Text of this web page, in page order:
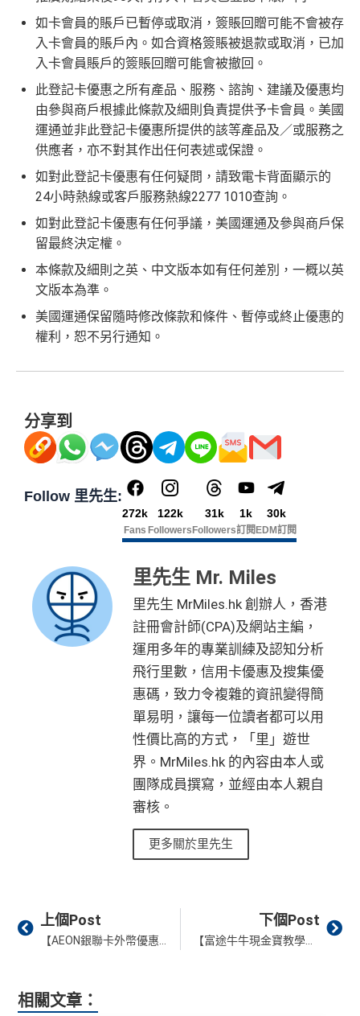
首年免年費而且AE Explorer一年有8次機場貴賓室 免費
用（2026年起有條件）
最新已經加埋Intervals(小食飲品套餐) 可以去R
oots98 或 Lee Fa Yuen Express到攞份餐
留意AE Explorer可以用既Lounge唔係AE Centu
rion Lounge而係環亞機場貴賓室
$2,200之基本卡會籍年費，亦可繼續使用首2張
附屬卡而無須繳付年費
AE積分無限期，AE積分可兌換至10間航空公司夥伴之
飛行里數（行政費亦將全免
mirates、Finnair及KrisFlyer等里數計劃都有份：18,00
0運通積分= 1,000里→
全年積分獎賞：靈活運用美國運通積分兌換現金券／P
ay with Points / 憑分繳費、Travel with Points憑分預訂
$1）、酒店積分（Marriott Bonvoy積分或是Hilton Hon
（主卡及附屬卡
um Lounge貴賓候機室，每曆年上限合共
多：AE Explorer lounge 貴賓室
：專享香港百老匯院線4DX、3D、2D及
IMAX 電影正價戲票9折優惠
：旅遊意外保障金額高達HK$350萬（需
以AE Explorer卡訂機票）
網上購物安全保證：以 AE Explorer卡簽賬可享退貨保
證、 45日購物保障、延長保養服務及價格保障
全球24小時提供協助：透過「運通財」服務於世界各
地提取現金、超過2,200間美國運通旅遊辦事處提供之
專有服務
批卡特快，5-10個工作天
海外簽賬DCC協議，海外實地簽賬唔洗怕中咗DC
American Express信用卡消費優惠
查看更多信用卡詳情及分析...
88
里
賞
金
#
申請完填FormMrMiles.hk/ap-form賺多88里賞
金#❗️（由里先生派出🎯38新會員+成功批卡50額
外里賞金）
以上加總，迎新有760,000 AE積分(相等於42,222里數)+H
(由里先生派出)， 獎賞將於簽賬後16星期或以內存入卡會
員之基本卡的美國運通積分計劃戶口內。
新客戶立即申請 ：MrMiles.hk/ae-charge-
現有客戶立即申請：MrMiles.hk/ae-charg
e-apply/
（記得揀返想要嘅迎新連結申請，一經申請無得更改。如
#每1里賞金 ≈ HK$1，可兌換FPS轉數快回贈！詳情
les.hk/mmcredit ✅優點
HK$9,500年費已經包晒AE Explorer
年費
可以無限次入全球AE Lounge
(The Centurion Lounge)
免費帶多1個同伴入，除香港機場外其他The Centuri
on Lounges位於美國
全年全家旅遊保險！
免費申請2張附屬卡
送1張無限次入全球airport VIP lounge既Priority Pass
俾你，最新Policy仲打以拎嚟帶多1個guest入
Amex Platinum Travel Service -Fine Hotels & Resorts
識玩又夠運嘅住品牌酒店平過官網不但止仲有
得upgrade套房，免費早餐，Late check out等等benefit
可以轉積分為多個飛行里數或酒店積分計劃，包括Asi
a Miles/ Avios/ KrisFlyer/ Marriott Bonvoy/Hilton Hono
AE緊急家居及汽車支援服務
酒店Elite會籍，Hilton金卡入住送早餐
美心美膳會2-3人星期一至四食有六折
一送一或其他日子享有8折優惠
AE購物保障：延長一年保障
亞洲50+指定高爾夫球會免費果嶺費
一停先，過一過冷河，啲AE積分 可以轉咗去呢個AE E
ssential到先唔需要急住燒晒啲分
低級別信用卡都仲可以換到飛行里數，雖然要手續費
但有得換里數都算係咁
電影禮遇 ：專享香港百老匯院線4DX、3D、2D及 IMA
X 電影正價戲票9折優惠
查看更多信用卡詳情及分析...
如卡會員的賬戶已暫停或取消，簽賬回贈可能不會被存
入卡會員的賬戶內。如合資格簽賬被退款或取消，已加
入卡會員賬戶的簽賬回贈可能會被撤回。
此登記卡優惠之所有產品、服務、諮詢、建議及優惠均
由參與商戶根據此條款及細則負責提供予卡會員。美國
運通並非此登記卡優惠所提供的該等產品及／或服務之
供應者，亦不對其作出任何表述或保證。
如對此登記卡優惠有任何疑問，請致電卡背面顯示的
24小時熱線或客戶服務熱線2277 1010查詢。
如對此登記卡優惠有任何爭議，美國運通及參與商戶保
留最終決定權。
本條款及細則之英、中文版本如有任何差別，一概以英
文版本為準。
美國運通保留隨時修改條款和條件、暫停或終止優惠的
權利，恕不另行通知。
分享到
Follow 里先生:
272k
Fans
122k
Followers
31k
Followers
1k
訂閱
30k
EDM訂閱
里先生 Mr. Miles
里先生 MrMiles.hk 創辦人，香港
註冊會計師(CPA)及網站主編，
運用多年的專業訓練及認知分析
飛行里數，信用卡優惠及搜集優
惠碼，致力令複雜的資訊變得簡
單易明，讓每一位讀者都可以用
性價比高的方式，「里」遊世
界。MrMiles.hk 的內容由本人或
團隊成員撰寫，並經由本人親自
審核。
更多關於里先生
Prev
上個Post 下個Post
【富途牛牛現金寶教學】穩定回報投資產品，即睇使用/出金教學、手續費、功能
相關文章：